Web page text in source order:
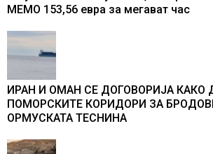
МЕМО 153,56 евра за мегават час
ИРАН И ОМАН СЕ ДОГОВОРИЈА КАКО
ПОМОРСКИТЕ КОРИДОРИ ЗА
ОРМУСКАТА ТЕСНИНА